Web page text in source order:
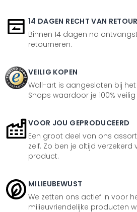
14 DAGEN RECHT VAN RETOUR
Binnen 14 dagen na
retourneren.
VEILIG KOPEN
Wall-art is aangesloten bij
Shops waardoor je 100%
VOOR JOU GEPRODUCEERD
Een groot deel van ons
zelf. Zo ben je altijd
product.
MILIEUBEWUST
We zetten ons actief in voor
milieuvriendelijke producten